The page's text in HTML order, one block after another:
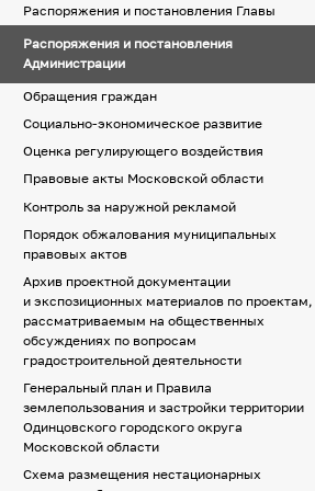
Распоряжения и постановления Главы
Распоряжения и постановления
Администрации
Обращения граждан
Социально-экономическое развитие
Оценка регулирующего воздействия
Правовые акты Московской области
Контроль за наружной рекламой
Порядок обжалования муниципальных
правовых актов
Архив проектной документации
и экспозиционных материалов по проектам,
рассматриваемым на общественных
обсуждениях по вопросам
градостроительной деятельности
Генеральный план и Правила
землепользования и застройки территории
Одинцовского городского округа
Московской области
Схема размещения нестационарных